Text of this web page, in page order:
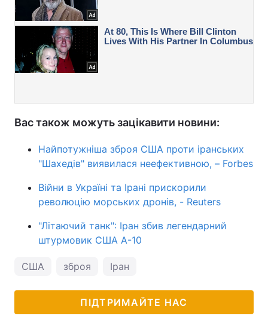
Вас також можуть зацікавити новини:
Найпотужніша зброя США проти іранських
"Шахедів" виявилася неефективною, – Forbes
Війни в Україні та Ірані прискорили
революцію морських дронів, - Reuters
"Літаючий танк": Іран збив легендарний
штурмовик США A-10
США зброя Іран
ПІДТРИМАЙТЕ НАС